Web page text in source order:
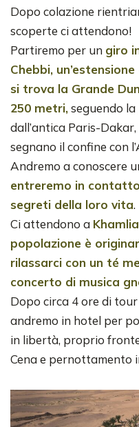
Dopo colazione
scoperte ci attendono!
Partiremo per un giro
Chebbi,
si trova la Grande
250 metri,seguendo
dall’antica Paris-
segnano il confine con
Andremo a conoscere
entreremo in
segreti della loro vita.
Ci attendono a
popolazione è
rilassarci con un té
concerto di musica
Dopo circa 4 ore di
andremo in hotel per
in libertà, proprio
Cena e pernottamento